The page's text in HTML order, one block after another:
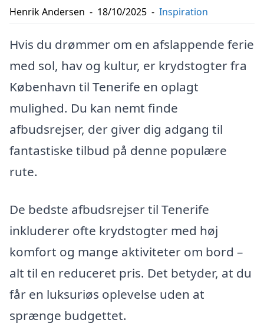
Henrik Andersen - 18/10/2025 - Inspiration
Hvis du drømmer om en afslappende ferie
med sol, hav og kultur, er krydstogter fra
København til Tenerife en oplagt
mulighed. Du kan nemt finde
afbudsrejser, der giver dig adgang til
fantastiske tilbud på denne populære
rute.
De bedste afbudsrejser til Tenerife
inkluderer ofte krydstogter med høj
komfort og mange aktiviteter om bord –
alt til en reduceret pris. Det betyder, at du
får en luksuriøs oplevelse uden at
sprænge budgettet.